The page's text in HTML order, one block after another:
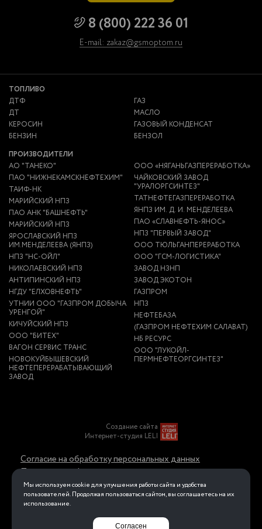
8 (800) 222 36 01
E-mail: zakaz@gsmoptom.ru
ТОПЛИВО
ДТФ
ДТ
КЕРОСИН
БЕНЗИН
ГАЗ
МАСЛО
ГАЗОВЫЙ КОНДЕНСАТ
БЕНЗОЛ
ПРОИЗВОДИТЕЛИ
АО "ТАНЕКО"
ПАО "НИЖНЕКАМСКНЕФТЕХИМ"
ТАИФ-НК
МАРИЙСКИЙ НПЗ
ПАО АНК "БАШНЕФТЬ"
МАРИЙСКИЙ НПЗ
ЯРОСЛАВСКИЙ НПЗ
ИМ.МЕНДЕЛЕЕВА (ЯНПЗ)
НПЗ "НС-ОЙЛ"
НИКОЛАЕВСКИЙ НПЗ
АНТИПИНСКИЙ НПЗ
НГДУ "ЕЛХОВНЕФТЬ"
УТНИИ ООО "ГАЗПРОМ ДОБЫЧА
УРЕНГОЙ"
КИЧУЙСКИЙ НПЗ
ООО "БИТЕХ"
ВАГОН СЕРВИС ТРАНС
НОВОКУЙБЫШЕВСКИЙ
НЕФТЕПЕРЕРАБАТЫВАЮЩИЙ
ЗАВОД
ООО «НЯГАНЬГАЗПЕРЕРАБОТКА»
ЧАЙКОВСКИЙ ЗАВОД
"УРАЛОРГСИНТЕЗ"
ТАТНЕФТЕГАЗПЕРЕРАБОТКА
ЯНПЗ ИМ. Д. И. МЕНДЕЛЕЕВА
ПАО «СЛАВНЕФТЬ-ЯНОС»
НПЗ "ПЕРВЫЙ ЗАВОД"
ООО ТЮЛЬГАНПЕРЕРАБОТКА
ООО "ГСМ-ЛОГИСТИКА"
ЗАВОД НЗНП
ЗАВОД ЭКОТОН
ГАЗПРОМ
НПЗ
НЕФТЕБАЗА
(ГАЗПРОМ НЕФТЕХИМ САЛАВАТ)
НБ РЕСУРС
ООО "ЛУКОЙЛ-
ПЕРМНЕФТЕОРГСИНТЕЗ"
Создание сайта
Интернет-студия LELI
Согласие на обработку персональных данных
Политика конфиденциальности в отношении
обработки персональных данных
Перейти на полную версию
Мы используем cookie для улучшения работы сайта и удобства
пользователей. Продолжая пользоваться сайтом, вы соглашаетесь на их
использование.
Согласен